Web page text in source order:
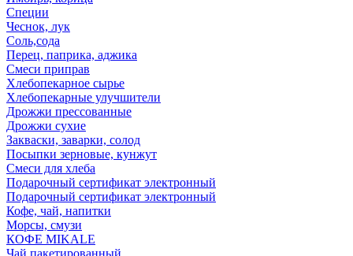
Специи
Чеснок, лук
Соль,сода
Перец, паприка, аджика
Смеси приправ
Хлебопекарное сырье
Хлебопекарные улучшители
Дрожжи прессованные
Дрожжи сухие
Закваски, заварки, солод
Посыпки зерновые, кунжут
Смеси для хлеба
Подарочный сертификат электронный
Подарочный сертификат электронный
Кофе, чай, напитки
Морсы, смузи
КОФЕ MIKALE
Чай пакетированный